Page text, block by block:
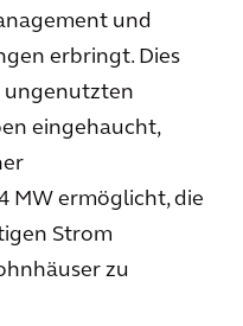
und
erbringt. Dies
ungenutzten
eingehaucht,
MW ermöglicht, die
Strom
zu